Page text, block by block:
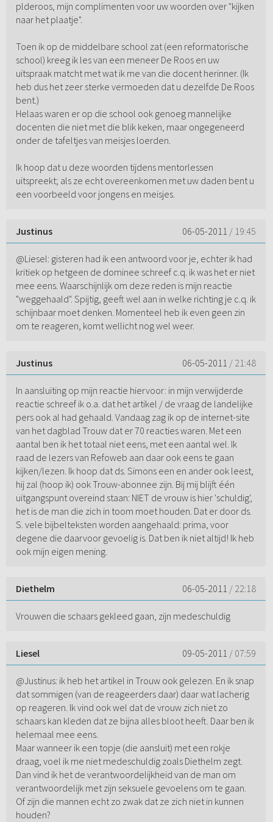
plderoos, mijn complimenten voor uw woorden over "kijken
naar het plaatje".
Toen ik op de middelbare school zat (een reformatorische
school) kreeg ik les van een meneer De Roos en uw
uitspraak matcht met wat ik me van die docent herinner. (Ik
heb dus het zeer sterke vermoeden dat u dezelfde De Roos
bent.)
Helaas waren er op die school ook genoeg mannelijke
docenten die niet met die blik keken, maar ongegeneerd
onder de tafeltjes van meisjes loerden.
Ik hoop dat u deze woorden tijdens mentorlessen
uitspreekt; als ze echt overeenkomen met uw daden bent u
een voorbeeld voor jongens en meisjes.
Justinus 06-05-2011 / 19:45
@Liesel: gisteren had ik een antwoord voor je, echter ik had
kritiek op hetgeen de dominee schreef c.q. ik was het er niet
mee eens. Waarschijnlijk om deze reden is mijn reactie
"weggehaald". Spijtig, geeft wel aan in welke richting je c.q. ik
schijnbaar moet denken. Momenteel heb ik even geen zin
om te reageren, komt wellicht nog wel weer.
Justinus 06-05-2011 / 21:48
In aansluiting op mijn reactie hiervoor: in mijn verwijderde
reactie schreef ik o.a. dat het artikel / de vraag de landelijke
pers ook al had gehaald. Vandaag zag ik op de internet-site
van het dagblad Trouw dat er 70 reacties waren. Met een
aantal ben ik het totaal niet eens, met een aantal wel. Ik
raad de lezers van Refoweb aan daar ook eens te gaan
kijken/lezen. Ik hoop dat ds. Simons een en ander ook leest,
hij zal (hoop ik) ook Trouw-abonnee zijn. Bij mij blijft één
uitgangspunt overeind staan: NIET de vrouw is hier 'schuldig',
het is de man die zich in toom moet houden. Dat er door ds.
S. vele bijbelteksten worden aangehaald: prima, voor
degene die daarvoor gevoelig is. Dat ben ik niet altijd! Ik heb
ook mijn eigen mening.
Diethelm 06-05-2011 / 22:18
Vrouwen die schaars gekleed gaan, zijn medeschuldig
Liesel 09-05-2011 / 07:59
@Justinus: ik heb het artikel in Trouw ook gelezen. En ik snap
dat sommigen (van de reageerders daar) daar wat lacherig
op reageren. Ik vind ook wel dat de vrouw zich niet zo
schaars kan kleden dat ze bijna alles bloot heeft. Daar ben ik
helemaal mee eens.
Maar wanneer ik een topje (die aansluit) met een rokje
draag, voel ik me niet medeschuldig zoals Diethelm zegt.
Dan vind ik het de verantwoordelijkheid van de man om
verantwoordelijk met zijn seksuele gevoelens om te gaan.
Of zijn die mannen echt zo zwak dat ze zich niet in kunnen
houden?